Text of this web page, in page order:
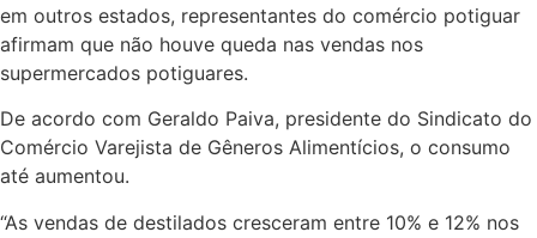
em outros estados, representantes do comércio potiguar
afirmam que não houve queda nas vendas nos
supermercados potiguares.
De acordo com Geraldo Paiva, presidente do Sindicato do
Comércio Varejista de Gêneros Alimentícios, o consumo
até aumentou.
“As vendas de destilados cresceram entre 10% e 12% nos